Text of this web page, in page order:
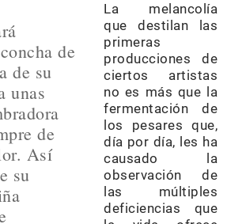
de
de su
unas
de
Así
su
La melancolía
que destilan las
primeras
producciones de
ciertos artistas
no es más que la
fermentación de
los pesares que,
día por día, les ha
causado la
observación de
las múltiples
deficiencias que